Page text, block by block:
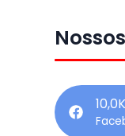
10,0K